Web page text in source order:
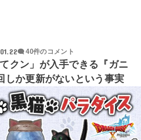
40件のコメント
クン」が入手できる『ガニ
しか更新がないという事実